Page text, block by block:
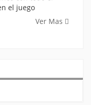
el juego
Ver Mas